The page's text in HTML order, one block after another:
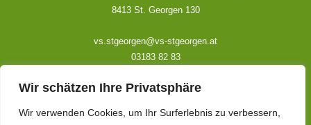
Wir schätzen Ihre Privatsphäre
Wir verwenden Cookies, um Ihr Surferlebnis zu verbessern,
8413 St. Georgen 130
vs.stgeorgen@vs-stgeorgen.at
03183 82 83